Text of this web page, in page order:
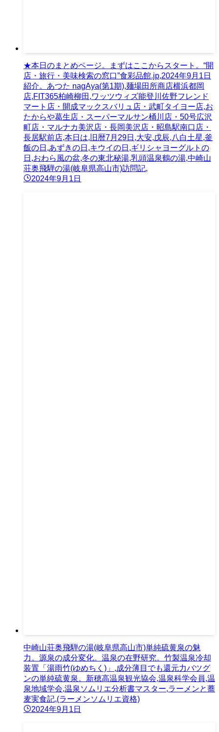
★本日のまとめページ。まずはここからスタート。“開
店・旅行・美味検索の窓口”食彩品館.jp,2024年9月1日
紹介。あつた nagAya(第1期),麺場田所商店横浜都岡
店,FIT365柏崎柳田,ワッツウィズ能登川佐野フレンド
マート店・開成マックスバリュ店・武町タイヨー店,お
たからや葛生店・スーパーマルサン桶川店・50号広沢
町店・マルナカ美沢店・長岡美沢店・昭島駅南口店・
長居駅前店,本日は,旧暦7月29日,大安,戊辰,八白土星,釜
飯の日,あずきの日,キウイの日,ギリシャヨーグルトの
日,おわら風の盆,冬の東北秘湯,乳頭温泉鶴の湯,中崎山
荘奥飛騨の湯(岐阜県高山市)訪問記,
2024年9月1日
中崎山荘奥飛騨の湯(岐阜県高山市)単純硫黄泉の魅
力。源泉の成分変化。温泉の在野研究。竹製温泉冷却
装置「湯雨竹(ゆめちく)」,成分薄目でも還元力バツグ
ンの単純硫黄泉。新穂高温泉観光協会,温泉科学会員,温
泉地域学会,温泉ソムリエ分析書マスター,ラーメンと蕎
麦実食記,(ラーメンソムリエ資格)
2024年9月1日